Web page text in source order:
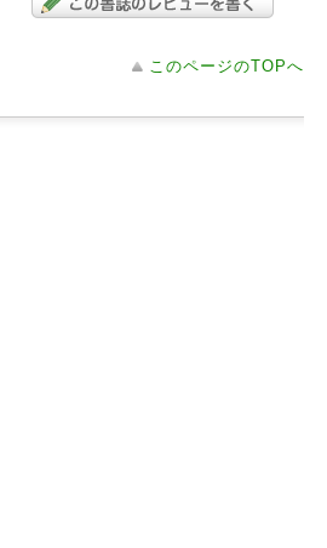
このページのTOPへ